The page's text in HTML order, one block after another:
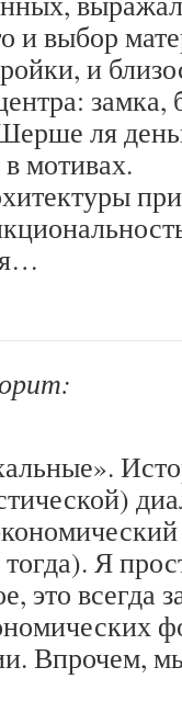
и выбор
и
ля
мотивах.
Я
это всегда
Впрочем,